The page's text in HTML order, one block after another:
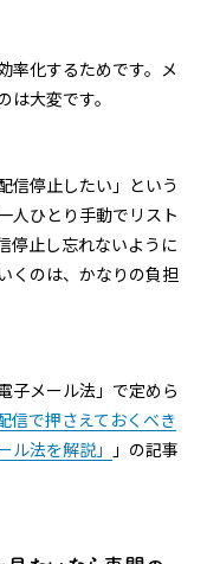
率化するためです。メ
大変です。
信停止したい」という
人ひとり手動でリスト
停止し忘れないように
くのは、かなりの負担
子メール法」で定めら
信で押さえておくべき
ル法を解説」
」の記事